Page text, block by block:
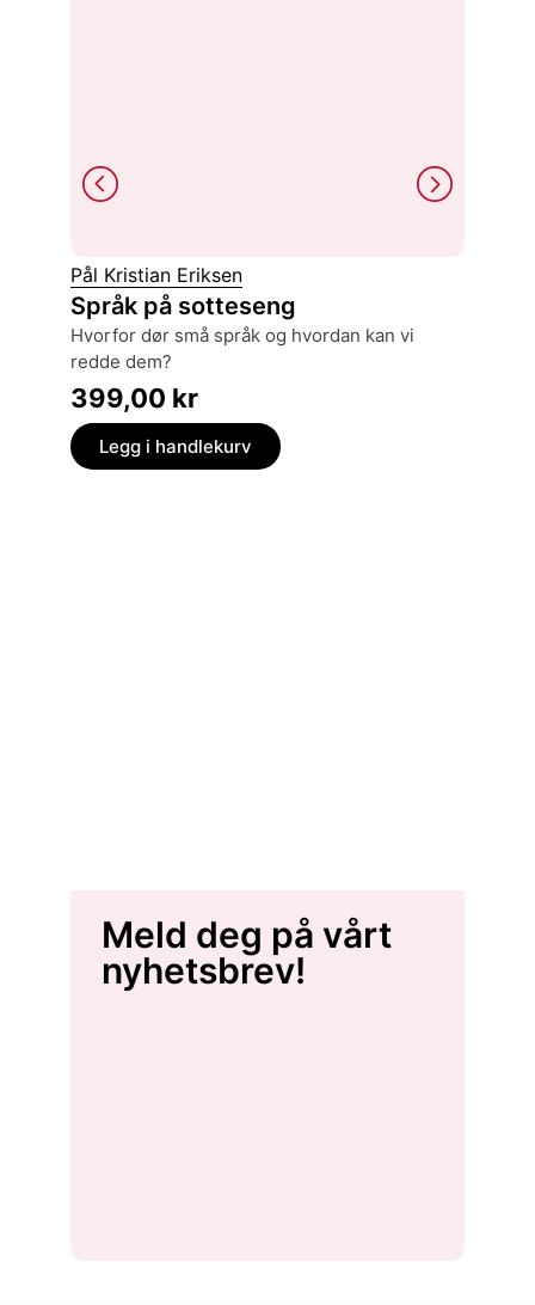
Pål Kristian Eriksen
Språk på sotteseng
hvorfor dør små språk og hvordan kan vi
redde dem?
399,00 kr
Legg i handlekurv
Meld deg på vårt
nyhetsbrev!